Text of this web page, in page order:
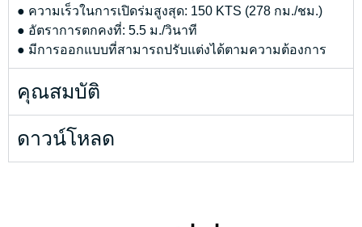
● ความเร็วในการเปิดร่มสูงสุด: 150 KTS (278 กม./ชม.)
● อัตราการตกคงที่: 5.5 ม./วินาที
● มีการออกแบบที่สามารถปรับแต่งได้ตามความต้องการ
คุณสมบัติ
ดาวน์โหลด